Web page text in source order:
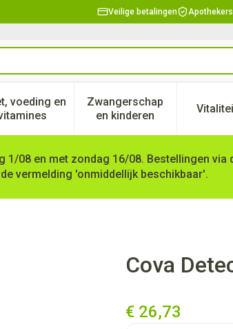
Veilige betalingen
Schoonheid, verzorging en hygiëne
voeding en
Toon submenu voor Dieet, voeding en
Zwangerschap
en kinderenToon submenu voor
1/08 en met zondag 16/08. Bestellingen
vermelding 'onmiddellijk beschikbaar'.
Blauw KneukelCova
€ 26,73